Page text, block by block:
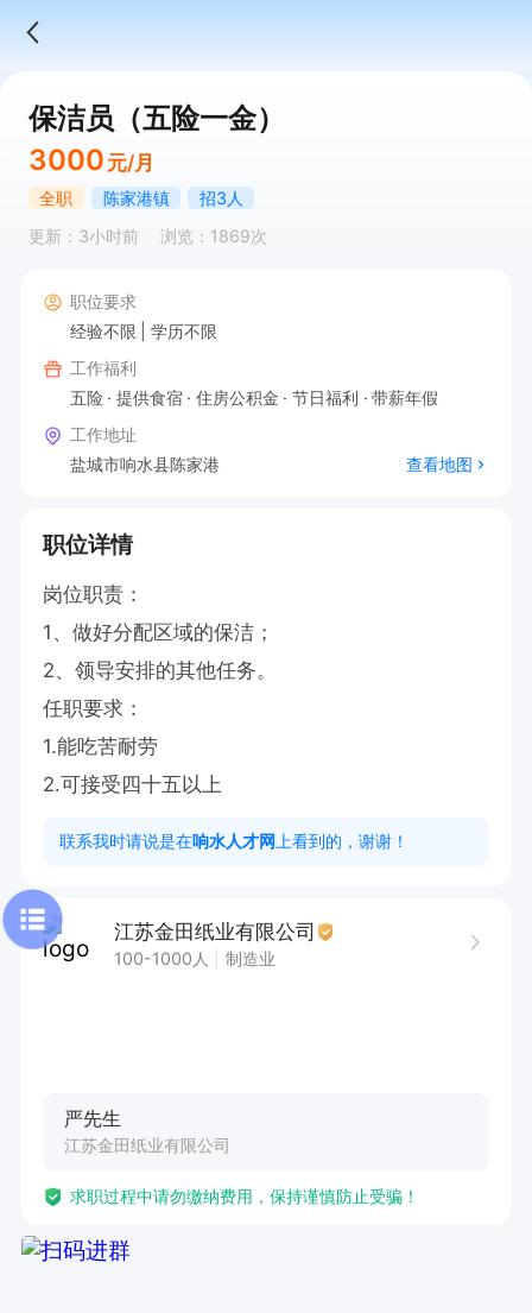
保洁员（五险一金）
3000 元/月
全职 陈家港镇
招3人
更新：3小时前
浏览：1869次
职位要求
经验不限
学历不限
工作福利
五险
提供食宿 住房公积金 节日福利
带薪年假
工作地址
盐城市响水县陈家港
查看地图
职位详情
岗位职责：
1、做好分配区域的保洁；
2、领导安排的其他任务。
任职要求：
1.能吃苦耐劳
2.可接受四十五以上
联系我时请说是在响水人才网 上看到的，谢谢！
江苏金田纸业有限公司
100-1000人 制造业
严先生
江苏金田纸业有限公司
求职过程中请勿缴纳费用，保持谨慎防止受骗！